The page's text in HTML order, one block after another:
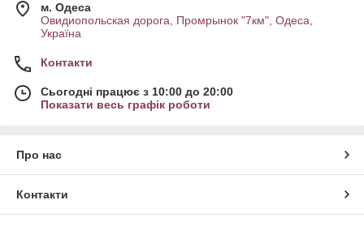
м. Одеса
Овидиопольская дорога, Промрынок "7км", Одеса,
Україна
Контакти
Сьогодні працює з 10:00 до 20:00
Показати весь графік роботи
Про нас
Контакти